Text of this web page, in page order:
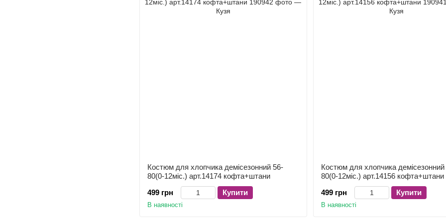
Костюм для хлопчика демісезонний 56-
80(0-12міс.) арт.14174 кофта+штани
499 грн
Купити
В наявності
Костюм для хлопчика демісезонний
80(0-12міс.) арт.14156 кофта+штани
499 грн
Купити
В наявності